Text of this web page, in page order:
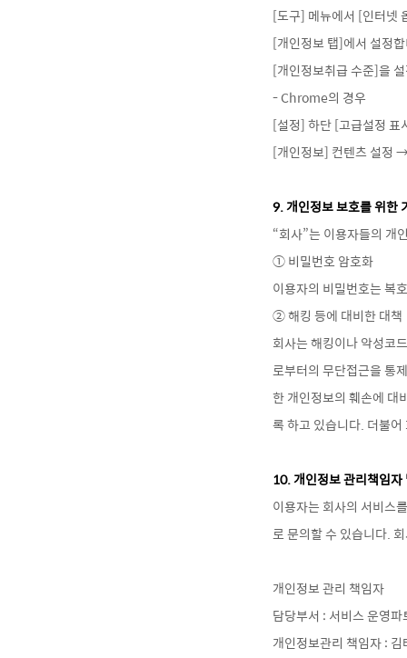
[도구] 메뉴에서 [인터넷
[개인정보 탭]에서 설정
[개인정보취급 수준]을
- Chrome의 경우
[설정] 하단 [고급설정 표
[개인정보] 컨텐츠 설정
9. 개인정보 보호를 위한
“회사”는 이용자들의 개
① 비밀번호 암호화
이용자의 비밀번호는 복
② 해킹 등에 대비한 대책
회사는 해킹이나 악성코
로부터의 무단접근을 통
한 개인정보의 훼손에 대
록 하고 있습니다. 더불
10. 개인정보 관리책임자
이용자는 회사의 서비스
로 문의할 수 있습니다.
개인정보 관리 책임자
담당부서 : 서비스 운영파
개인정보관리 책임자 : 김